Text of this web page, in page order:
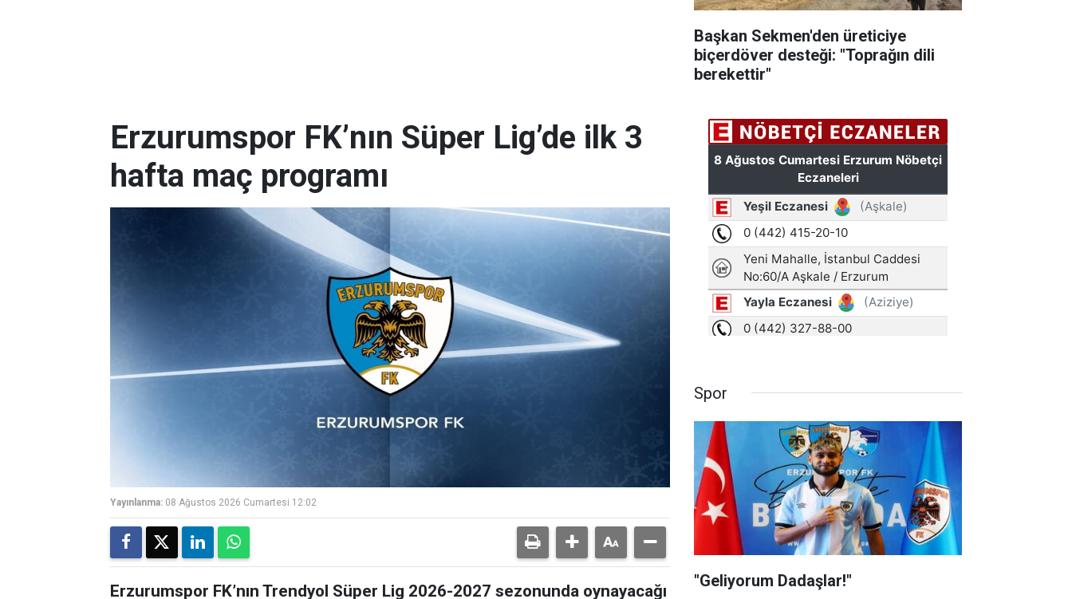
Başkan Sekmen'den üreticiye
biçerdöver desteği: "Toprağın dili
berekettir"
Erzurumspor FK’nın Süper Lig’de ilk 3
hafta maç programı
Yayınlanma: 08 Ağustos 2026 Cumartesi 12:02
Erzurumspor FK’nın Trendyol Süper Lig 2026-2027 sezonunda oynayacağı
Spor
"Geliyorum Dadaşlar!"